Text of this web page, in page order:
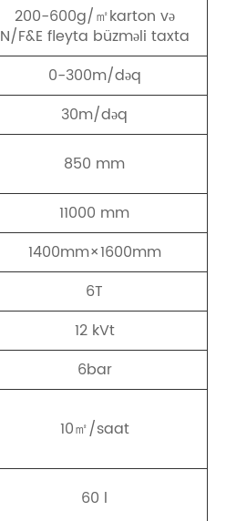
200-600g/㎡karton və
N/F&E fleyta büzməli taxta
0-300m/dəq
30m/dəq
850 mm
11000 mm
1400mm×1600mm
6T
12 kVt
6bar
10㎡/saat
60 l